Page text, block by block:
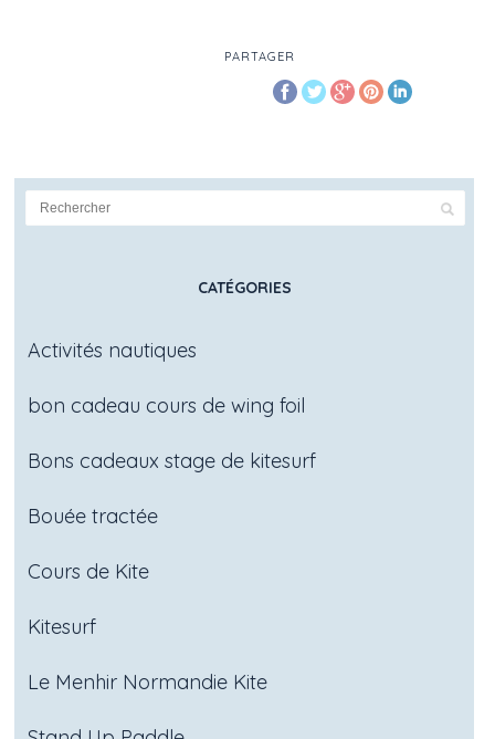
PARTAGER
CATÉGORIES
Activités nautiques
bon cadeau cours de wing foil
Bons cadeaux stage de kitesurf
Bouée tractée
Cours de Kite
Kitesurf
Le Menhir Normandie Kite